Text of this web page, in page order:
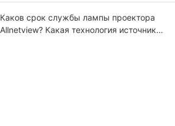
Каков срок службы лампы проектора
Allnetview? Какая технология источника